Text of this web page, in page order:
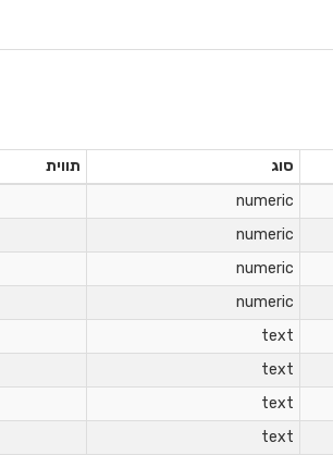
סוג תווית
numeric
numeric
numeric
numeric
text
text
text
text